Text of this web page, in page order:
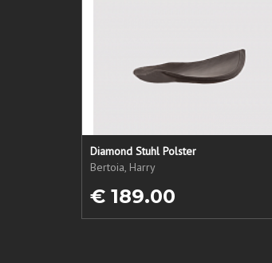
Diamond Stuhl Polster
Bertoia, Harry
€ 189.00